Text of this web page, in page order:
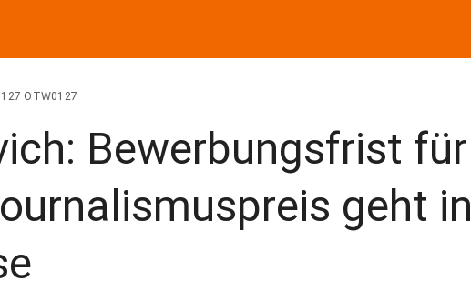
OTW0127
Bewerbungsfrist für
geht in